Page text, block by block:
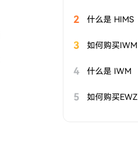
2 什么是 HIMS
3 如何购买IWM
4 什么是 IWM
5 如何购买EWZ